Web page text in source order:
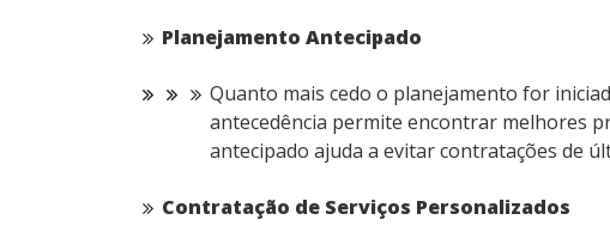
Planejamento Antecipado
Quanto mais cedo o planejamento for
antecedência permite encontrar melhores
antecipado ajuda a evitar contratações de
Contratação de Serviços Personalizados